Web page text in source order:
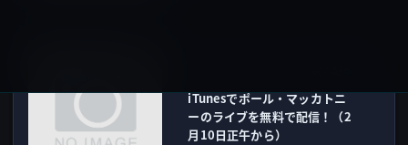
iTunesでポール・マッカトニ
ーのライブを無料で配信！（2
月10日正午から）